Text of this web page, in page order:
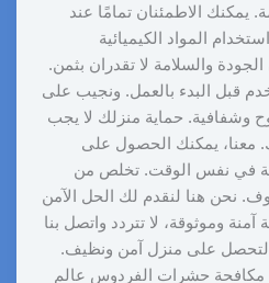
يمكنك الاطمئنان تمامًا عند
المواد الكيميائية
والسلامة لا تقدران بثمن.
قبل البدء بالعمل. ونجيب على
وشفافية. حماية منزلك لا يجب
يمكنك الحصول على
في نفس الوقت. تخلص من
نحن هنا لنقدم لك الحل الآمن
وموثوقة، لا تتردد واتصل بنا
فورًا على الرقم 94013317 لتحصل على منزل آمن ونظيف.
مكافحة حشرات الفردوس عالم